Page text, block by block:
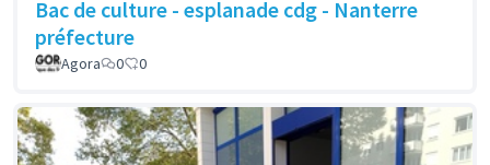
Bac de culture - esplanade cdg - Nanterre
préfecture
Agora 0 0